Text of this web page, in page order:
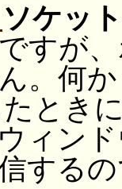
ソケット
すが
。何
とき
ィン
する